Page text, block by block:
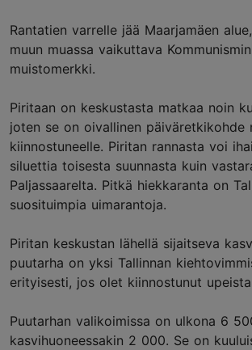
Rantatien varrelle jää Maarjamäen
muun muassa vaikuttava
muistomerkki.
Piritaan on keskustasta matkaa noin
joten se on oivallinen päiväretkikohde
kiinnostuneelle. Piritan rannasta voi
siluettia toisesta suunnasta kuin
Paljassaarelta. Pitkä hiekkaranta on
suosituimpia uimarantoja.
Piritan keskustan lähellä sijaitseva
puutarha on yksi Tallinnan
erityisesti, jos olet kiinnostunut
Puutarhan valikoimissa on ulkona 6
kasvihuoneessakin 2 000. Se on